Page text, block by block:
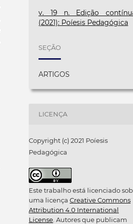
v. 19 n. Edição
(2021): Poíesis Pedagógica
SEÇÃO
ARTIGOS
LICENÇA
Copyright (c) 2021 Poíesis
Pedagógica
Este trabalho está licenciado sob
uma licença Creative Commons
Attribution 4.0 International
License . Autores que publicam